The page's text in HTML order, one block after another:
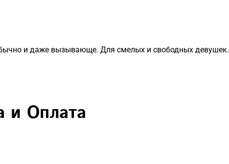
и даже вызывающе. Для смелых и свободных девушек.
и Оплата